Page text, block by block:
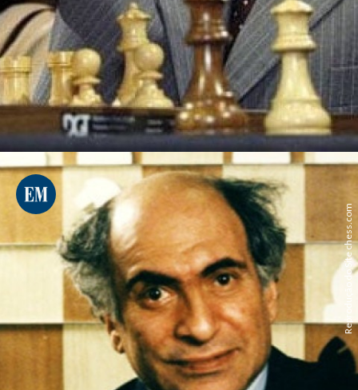
Reprodução do Site chess.com